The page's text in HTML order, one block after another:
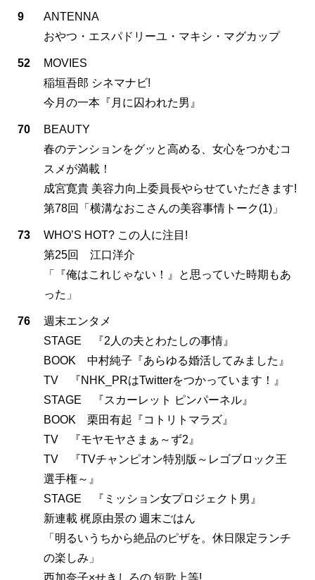
9
ANTENNA
おやつ・エスパドリーユ・マキシ・マグカップ
52
MOVIES
稲垣吾郎 シネマナビ!
今月の一本『月に囚われた男』
70
BEAUTY
春のテンションをグッと高める、女心をつかむコ
スメが満載！
成宮寛貴 美容力向上委員長やらせていただきます!
第78回「横溝なおこさんの美容事情トーク(1)」
73
WHO’S HOT? この人に注目!
第25回 江口洋介
「『俺はこれじゃない！』と思っていた時期もあ
った」
76
週末エンタメ
STAGE 『2人の夫とわたしの事情』
BOOK 中村純子『あらゆる婚活してみました』
TV 『NHK_PRはTwitterをつかっています！』
STAGE 『スカーレット ピンパーネル』
BOOK 栗田有起『コトリトマラズ』
TV 『モヤモヤさまぁ～ず2』
TV 『TVチャンピオン特別版～レゴブロック王
選手権～』
STAGE 『ミッション女プロジェクト男』
新連載 梶原由景の 週末ごはん
「明るいうちから絶品のピザを。休日限定ランチ
の楽しみ」
西加奈子×せきしろの 短歌上等!